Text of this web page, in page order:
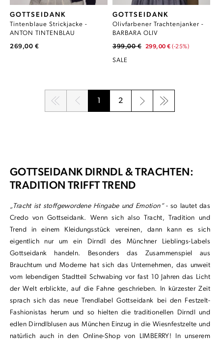
GOTTSEIDANK
Tintenblaue Strickjacke -
ANTON TINTENBLAU
269,00 €
GOTTSEIDANK
Olivfarbener Trachtenjanker -
BARBARA OLIV
399,00 € 299,00 € (-25%)
SALE
2
GOTTSEIDANK DIRNDL & TRACHTEN:
TRADITION TRIFFT TREND
„Tracht ist stoffgewordene Hingabe und Emotion“- so lautet das
Credo von Gottseidank. Wenn sich also Tracht, Tradition und
Trend in einem Kleidungsstück vereinen, dann kann es sich
eigentlich nur um ein Dirndl des Münchner Lieblings-Labels
Gottseidank handeln. Besonders das Zusammenspiel aus
Brauchtum und Moderne hat sich das Unternehmen, das unweit
vom lebendigen Stadtteil Schwabing vor fast 10 Jahren das Licht
der Welt erblickte, auf die Fahne geschrieben. In kürzester Zeit
sprach sich das neue Trendlabel Gottseidank bei den Festzelt-
Fashionistas herum und so hielten die traditionellen Dirndl und
edlen Dirndlblusen aus München Einzug in die Wiesnfestzelte und
natürlich auch in den Online-Shop von LIMBERRY! In unserem